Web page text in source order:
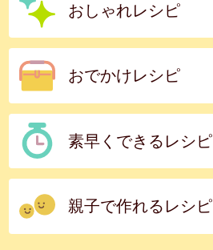
おしゃれレシピ
おでかけレシピ
素早くできるレシピ
親子で作れるレシピ